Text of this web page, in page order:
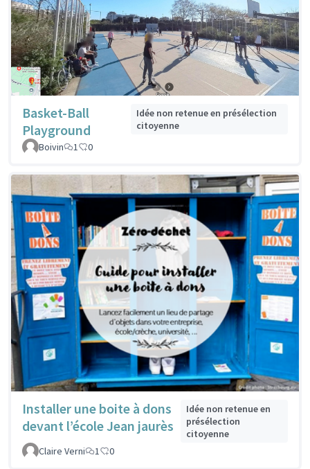
Basket-Ball
Playground
Idée non retenue en présélection
citoyenne
Boivin
1 0
Installer une boite à dons
devant l’école Jean jaurès
Idée non retenue en
présélection
citoyenne
Claire Verni
1 0